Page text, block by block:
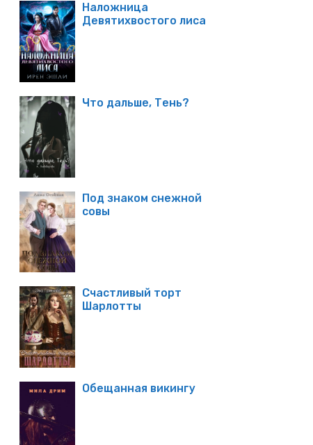
Наложница
Девятихвостого лиса
Что дальше, Тень?
Под знаком снежной
совы
Счастливый торт
Шарлотты
Обещанная викингу